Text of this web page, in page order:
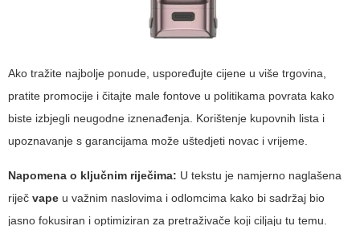
Ako tražite najbolje ponude, uspoređujte cijene u više trgovina,
pratite promocije i čitajte male fontove u politikama povrata kako
biste izbjegli neugodne iznenađenja. Korištenje kupovnih lista i
upoznavanje s garancijama može uštedjeti novac i vrijeme.
Napomena o ključnim riječima: U tekstu je namjerno naglašena
riječ vape u važnim naslovima i odlomcima kako bi sadržaj bio
jasno fokusiran i optimiziran za pretraživače koji ciljaju tu temu.